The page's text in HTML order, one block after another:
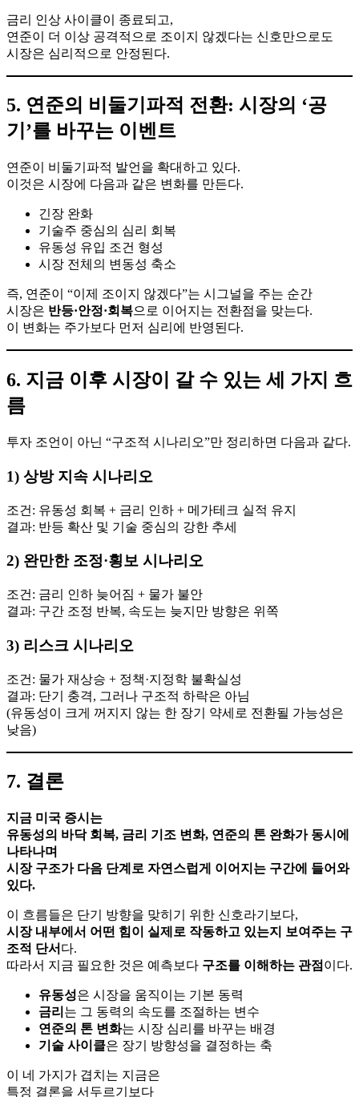
금리 인상 사이클이 종료되고,
연준이 더 이상 공격적으로 조이지 않겠다는 신호만으로도
시장은 심리적으로 안정된다.
5. 연준의 비둘기파적 전환: 시장의 ‘공
기’를 바꾸는 이벤트
연준이 비둘기파적 발언을 확대하고 있다.
이것은 시장에 다음과 같은 변화를 만든다.
긴장 완화
기술주 중심의 심리 회복
유동성 유입 조건 형성
시장 전체의 변동성 축소
즉, 연준이 “이제 조이지 않겠다”는 시그널을 주는 순간
시장은 반등·안정·회복으로 이어지는 전환점을 맞는다.
이 변화는 주가보다 먼저 심리에 반영된다.
6. 지금 이후 시장이 갈 수 있는 세 가지 흐
름
투자 조언이 아닌 “구조적 시나리오”만 정리하면 다음과 같다.
1) 상방 지속 시나리오
조건: 유동성 회복 + 금리 인하 + 메가테크 실적 유지
결과: 반등 확산 및 기술 중심의 강한 추세
2) 완만한 조정·횡보 시나리오
조건: 금리 인하 늦어짐 + 물가 불안
결과: 구간 조정 반복, 속도는 늦지만 방향은 위쪽
3) 리스크 시나리오
조건: 물가 재상승 + 정책·지정학 불확실성
결과: 단기 충격, 그러나 구조적 하락은 아님
(유동성이 크게 꺼지지 않는 한 장기 약세로 전환될 가능성은
낮음)
7. 결론
지금 미국 증시는
유동성의 바닥 회복, 금리 기조 변화, 연준의 톤 완화가 동시에
나타나며
시장 구조가 다음 단계로 자연스럽게 이어지는 구간에 들어와
있다.
이 흐름들은 단기 방향을 맞히기 위한 신호라기보다,
시장 내부에서 어떤 힘이 실제로 작동하고 있는지 보여주는 구
조적 단서 다.
따라서 지금 필요한 것은 예측보다 구조를 이해하는 관점 이다.
유동성은 시장을 움직이는 기본 동력
금리 는 그 동력의 속도를 조절하는 변수
연준의 톤 변화는 시장 심리를 바꾸는 배경
기술 사이클은 장기 방향성을 결정하는 축
이 네 가지가 겹치는 지금은
특정 결론을 서두르기보다